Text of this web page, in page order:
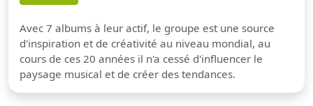
Avec 7 albums à leur actif, le groupe est une source
d'inspiration et de créativité au niveau mondial, au
cours de ces 20 années il n'a cessé d'influencer le
paysage musical et de créer des tendances.